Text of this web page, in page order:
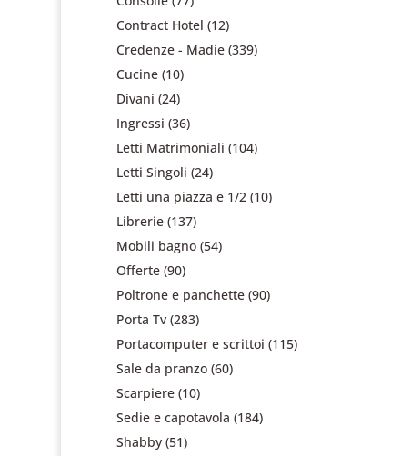
Contract Hotel (12)
Credenze - Madie (339)
Cucine (10)
Divani (24)
Ingressi (36)
Letti Matrimoniali (104)
Letti Singoli (24)
Letti una piazza e 1/2 (10)
Librerie (137)
Mobili bagno (54)
Offerte (90)
Poltrone e panchette (90)
Porta Tv (283)
Portacomputer e scrittoi (115)
Sale da pranzo (60)
Scarpiere (10)
Sedie e capotavola (184)
Shabby (51)